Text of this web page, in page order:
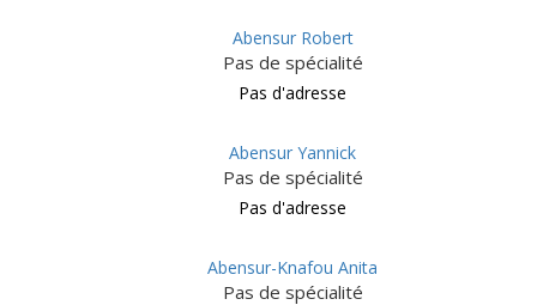
Abensur Robert
Pas de spécialité
Pas d'adresse
Abensur Yannick
Pas de spécialité
Pas d'adresse
Abensur-Knafou Anita
Pas de spécialité